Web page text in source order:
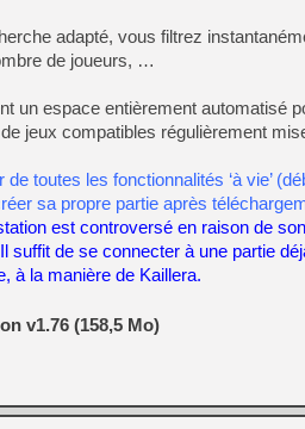
adapté, vous filtrez
de joueurs, …
un espace entièrement automatisé
jeux compatibles régulièrement
toutes les fonctionnalités ‘à vie’
sa propre partie après
est controversé en raison de
suffit de se connecter à une partie
à la manière de Kaillera.
v1.76 (158,5 Mo)